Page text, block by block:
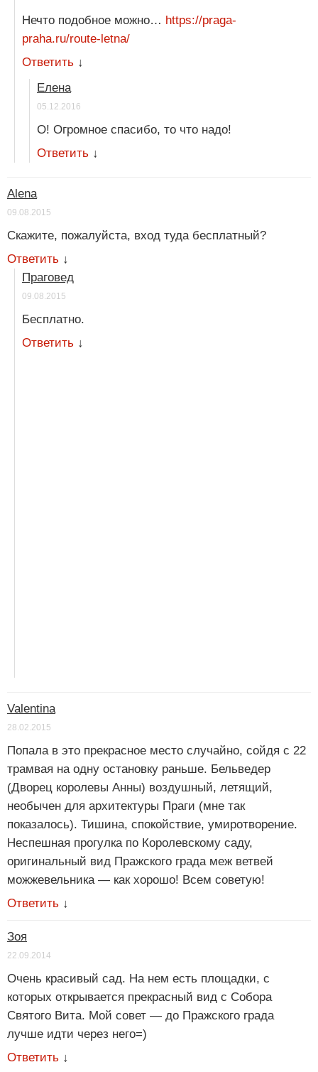
Нечто подобное можно… https://praga-
praha.ru/route-letna/
Ответить ↓
Елена
05.12.2016
О! Огромное спасибо, то что надо!
Ответить ↓
Alena
09.08.2015
Скажите, пожалуйста, вход туда бесплатный?
Ответить ↓
Праговед
09.08.2015
Бесплатно.
Ответить ↓
Valentina
28.02.2015
Попала в это прекрасное место случайно, сойдя с 22
трамвая на одну остановку раньше. Бельведер
(Дворец королевы Анны) воздушный, летящий,
необычен для архитектуры Праги (мне так
показалось). Тишина, спокойствие, умиротворение.
Неспешная прогулка по Королевскому саду,
оригинальный вид Пражского града меж ветвей
можжевельника — как хорошо! Всем советую!
Ответить ↓
Зоя
22.09.2014
Очень красивый сад. На нем есть площадки, с
которых открывается прекрасный вид с Собора
Святого Вита. Мой совет — до Пражского града
лучше идти через него=)
Ответить ↓